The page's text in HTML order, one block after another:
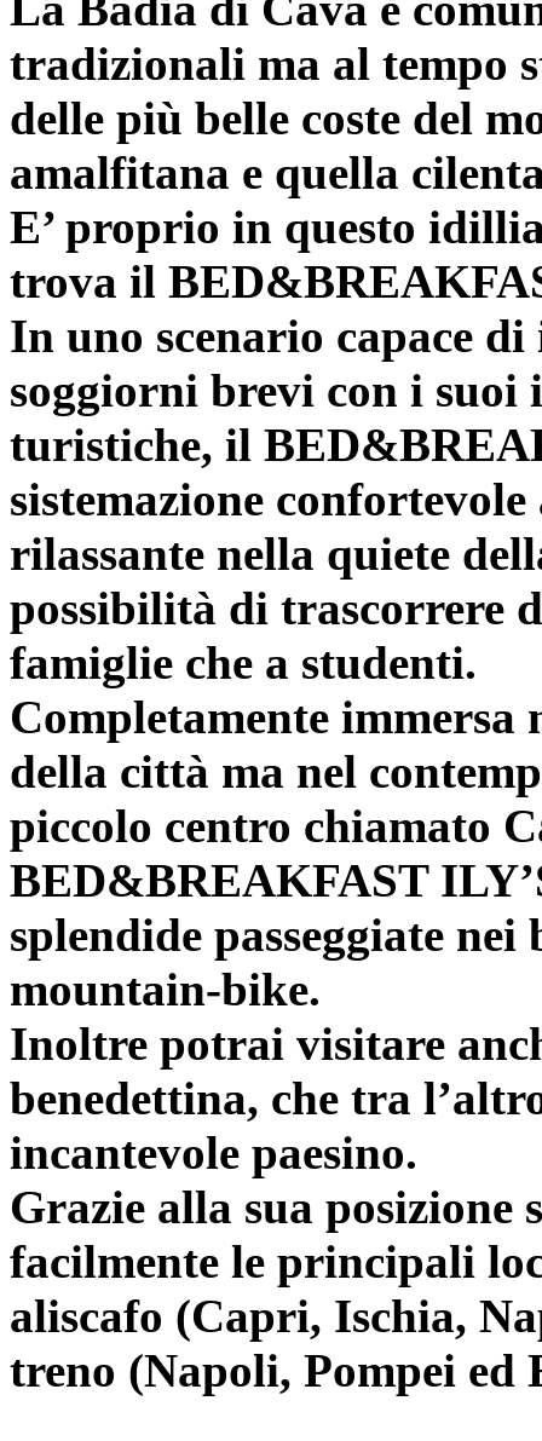
tradizionali ma al tempo
delle più belle coste del
amalfitana e quella
E’ proprio in questo
trova il
In uno scenario capace
soggiorni brevi con i suoi
turistiche, il
sistemazione
rilassante nella quiete
possibilità di trascorrere
famiglie che a studenti.
Completamente
della città ma nel
piccolo centro chiamato
BED&BREAKFAST
splendide passeggiate
mountain-bike.
Inoltre potrai visitare
benedettina, che tra
incantevole paesino.
Grazie alla sua
facilmente le principali
aliscafo (Capri, Ischia,
treno (Napoli, Pompei ed